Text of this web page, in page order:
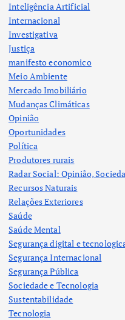
Inteligência Artificial
Internacional
Investigativa
Justiça
manifesto economico
Meio Ambiente
Mercado Imobiliário
Mudanças Climáticas
Opinião
Oportunidades
Política
Produtores rurais
Radar Social: Opinião,
Recursos Naturais
Relações Exteriores
Saúde
Saúde Mental
Segurança digital e
Segurança Internacional
Segurança Pública
Sociedade e Tecnologia
Sustentabilidade
Tecnologia